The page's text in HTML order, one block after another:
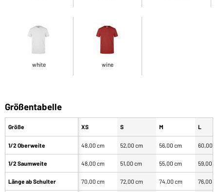
white wine
Größentabelle
Größe
1/2 Oberweite
1/2 Saumweite
Länge ab Schulter
XS S M L
48,00 cm 52,00 cm 56,00 cm 60,00
48,00 cm 51,00 cm 55,00 cm 59,00
70,00 cm 72,00 cm 74,00 cm 76,00